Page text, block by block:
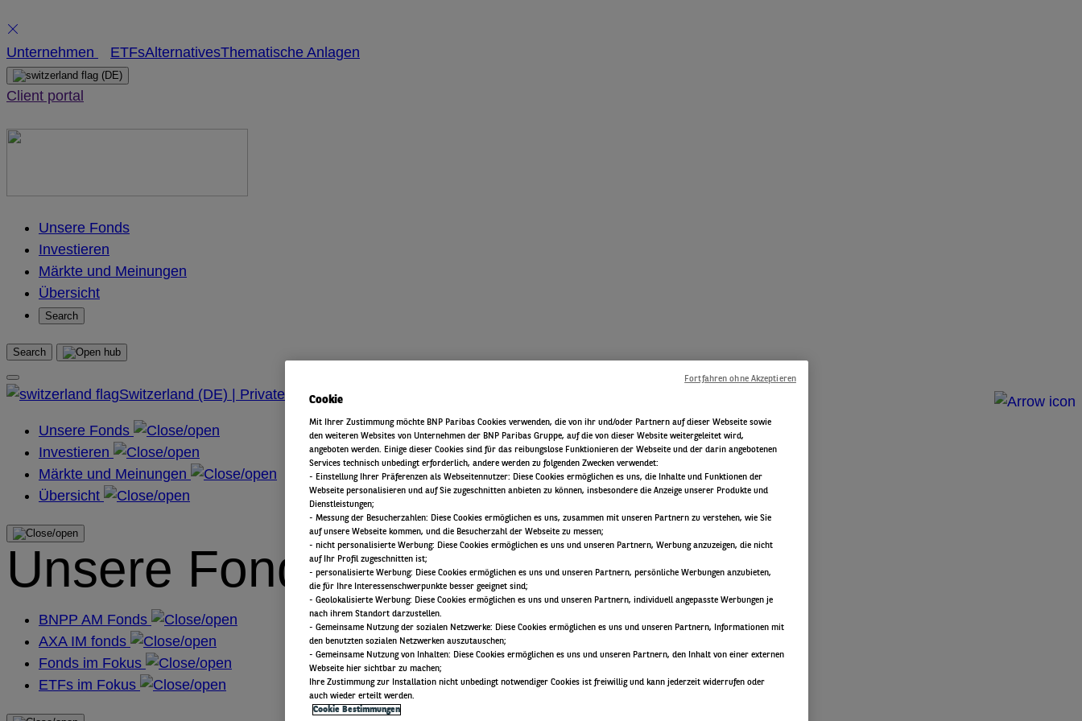
Skip
to
content
Unternehmen ETFsAlternativesThematische Anlagen
(DE)
Client portal
Unsere Fonds
Investieren
Märkte und Meinungen
Übersicht
Search
Search
Switzerland (DE) | Private
Unsere Fonds
Investieren
Märkte und Meinungen
Übersicht
Unsere Fonds
BNPP AM Fonds
AXA IM fonds
Fonds im Fokus
ETFs im Fokus
Cookie
Mit Ihrer Zustimmung möchte BNP Paribas Cookies verwenden, die von ihr und/oder Partnern auf dieser Webseite sowie
den weiteren Websites von Unternehmen der BNP Paribas Gruppe, auf die von dieser Website weitergeleitet wird,
angeboten werden. Einige dieser Cookies sind für das reibungslose Funktionieren der Webseite und der darin angebotenen
Services technisch unbedingt erforderlich, andere werden zu folgenden Zwecken verwendet:
​ - Einstellung Ihrer Präferenzen als Webseitennutzer: Diese Cookies ermöglichen es uns, die Inhalte und Funktionen der
Webseite personalisieren und auf Sie zugeschnitten anbieten zu können, insbesondere die Anzeige unserer Produkte und
Dienstleistungen;
- Messung der Besucherzahlen: Diese Cookies ermöglichen es uns, zusammen mit unseren Partnern zu verstehen, wie Sie
auf unsere Webseite kommen, und die Besucherzahl der Webseite zu messen;
- nicht personalisierte Werbung: Diese Cookies ermöglichen es uns und unseren Partnern, Werbung anzuzeigen, die nicht
auf Ihr Profil zugeschnitten ist;
- personalisierte Werbung: Diese Cookies ermöglichen es uns und unseren Partnern, persönliche Werbungen anzubieten,
die für Ihre Interessenschwerpunkte besser geeignet sind;
- Geolokalisierte Werbung: Diese Cookies ermöglichen es uns und unseren Partnern, individuell angepasste Werbungen je
nach ihrem Standort darzustellen.
- Gemeinsame Nutzung der sozialen Netzwerke: Diese Cookies ermöglichen es uns und unseren Partnern, Informationen mit
den benutzten sozialen Netzwerken auszutauschen;
- Gemeinsame Nutzung von Inhalten: Diese Cookies ermöglichen es uns und unseren Partnern, den Inhalt von einer externen
Webseite hier sichtbar zu machen;
​ Ihre Zustimmung zur Installation nicht unbedingt notwendiger Cookies ist freiwillig und kann jederzeit widerrufen oder
auch wieder erteilt werden.
Cookie Bestimmungen
Fortfahren ohne Akzeptieren